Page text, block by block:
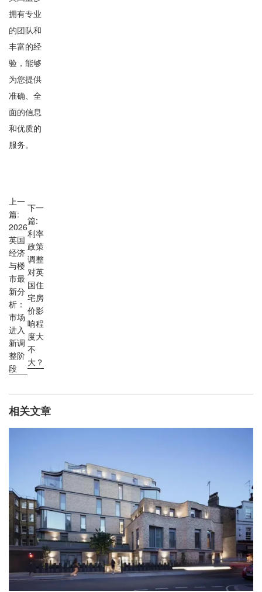
拥有专业
的团队和
丰富的经
验，能够
为您提供
准确、全
面的信息
和优质的
服务。
上一
篇:
2026
英国
经济
与楼
市最
新分
析：
市场
进入
新调
整阶
段
下一
篇:
利率
政策
调整
对英
国住
宅房
价影
响程
度大
不
大？
相关文章